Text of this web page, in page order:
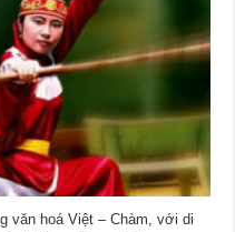
văn hoá Việt – Chàm, với di